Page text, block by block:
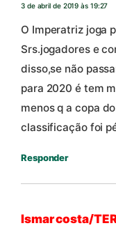
3 de abril de 2019 às 19:27
O Imperatriz joga
Srs.jogadores e
disso,se não
para 2020 é tem
menos q a copa
classificação foi
Responder
Ismar costa/